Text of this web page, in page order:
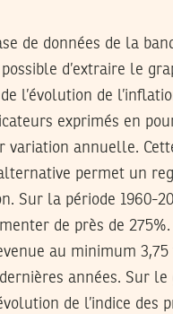
de données de la
d’extraire le
l’évolution de
exprimés en
variation annuelle.
permet un
Sur la période 1960-
de près de 275%.
au minimum 3,75
années. Sur le
de l’indice des